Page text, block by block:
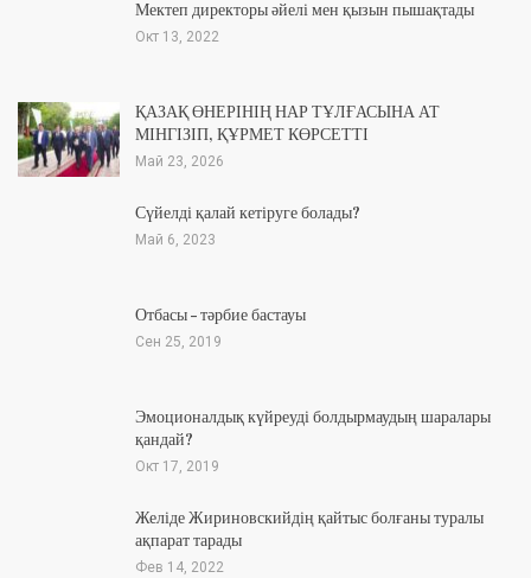
Мектеп директоры әйелі мен қызын пышақтады
Окт 13, 2022
ҚАЗАҚ ӨНЕРІНІҢ НАР ТҰЛҒАСЫНА АТ
МІНГІЗІП, ҚҰРМЕТ КӨРСЕТТІ
Май 23, 2026
Сүйелді қалай кетіруге болады?
Май 6, 2023
Отбасы – тәрбие бастауы
Сен 25, 2019
Эмоционалдық күйреуді болдырмаудың шаралары
қандай?
Окт 17, 2019
Желіде Жириновскийдің қайтыс болғаны туралы
ақпарат тарады
Фев 14, 2022